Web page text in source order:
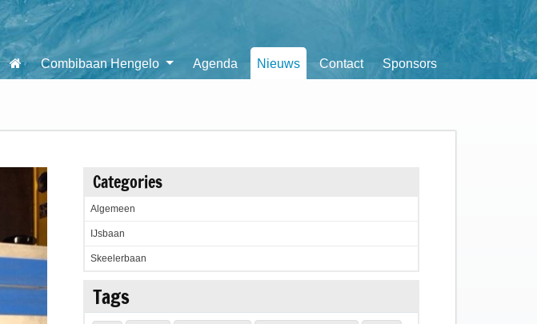
Combibaan Hengelo Agenda Nieuws Contact Sponsors
Categories
Algemeen
IJsbaan
Skeelerbaan
Tags